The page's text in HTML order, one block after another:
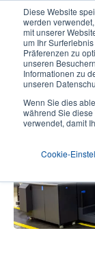
Diese Website
werden
mit unserer
um Ihr
Präferenzen zu
unseren
Informationen zu
unseren
Wenn Sie dies
während Sie
verwendet, damit
Cookie-
Digitale